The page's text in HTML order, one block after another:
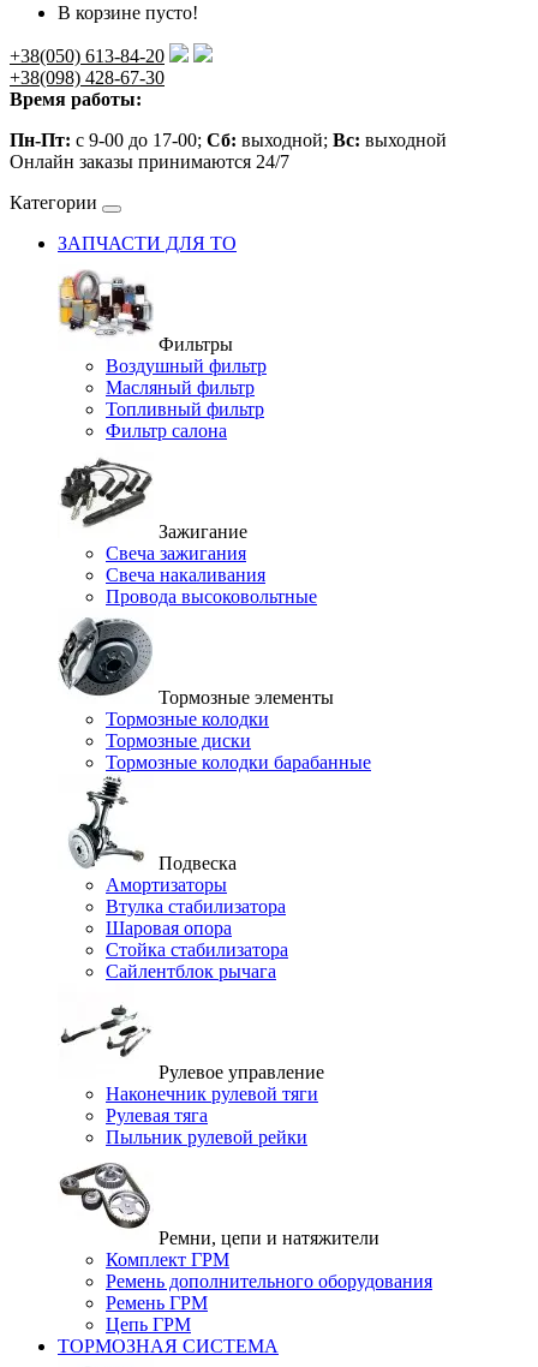
В корзине пусто!
+38(050) 613-84-20
+38(098) 428-67-30
Время работы:
Пн-Пт: с 9-00 до 17-00; Сб: выходной; Вс: выходной
Онлайн заказы принимаются 24/7
Категории
ЗАПЧАСТИ ДЛЯ ТО
Фильтры
Воздушный фильтр
Масляный фильтр
Топливный фильтр
Фильтр салона
Зажигание
Свеча зажигания
Свеча накаливания
Провода высоковольтные
Тормозные элементы
Тормозные колодки
Тормозные диски
Тормозные колодки барабанные
Подвеска
Амортизаторы
Втулка стабилизатора
Шаровая опора
Стойка стабилизатора
Сайлентблок рычага
Рулевое управление
Наконечник рулевой тяги
Рулевая тяга
Пыльник рулевой рейки
Ремни, цепи и натяжители
Комплект ГРМ
Ремень дополнительного оборудования
Ремень ГРМ
Цепь ГРМ
ТОРМОЗНАЯ СИСТЕМА